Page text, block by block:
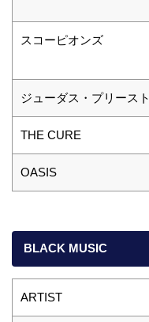
スコーピオンズ
ジューダス・プリースト
THE CURE
OASIS
BLACK MUSIC
ARTIST